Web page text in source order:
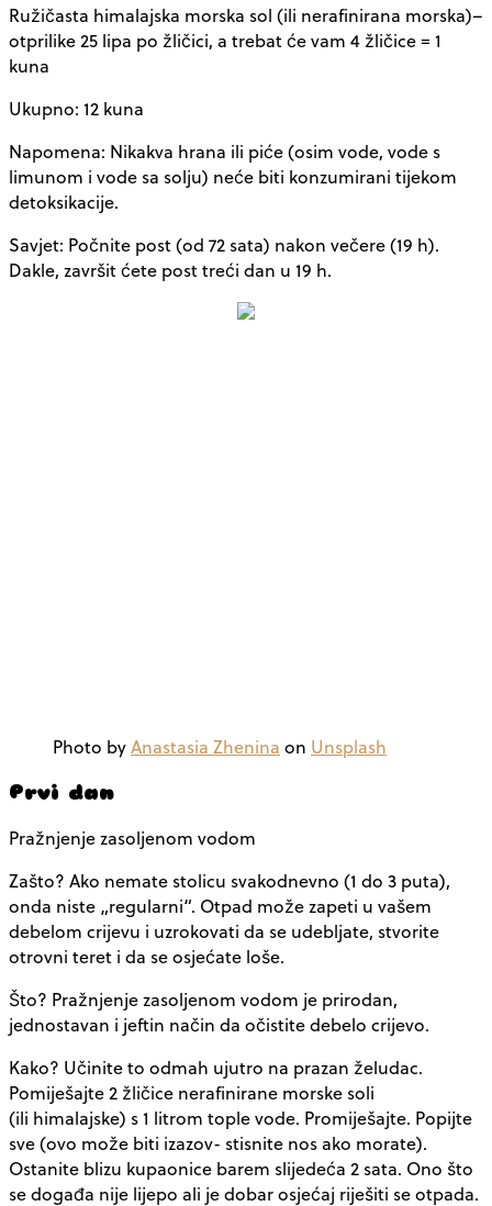
Ružičasta himalajska morska sol (ili nerafinirana morska)–
otprilike 25 lipa po žličici, a trebat će vam 4 žličice = 1
kuna
Ukupno: 12 kuna
Napomena: Nikakva hrana ili piće (osim vode, vode s
limunom i vode sa solju) neće biti konzumirani tijekom
detoksikacije.
Savjet: Počnite post (od 72 sata) nakon večere (19 h).
Dakle, završit ćete post treći dan u 19 h.
Photo byAnastasia Zhenina on Unsplash
Prvi dan
Pražnjenje zasoljenom vodom
Zašto? Ako nemate stolicu svakodnevno (1 do 3 puta),
onda niste „regularni“. Otpad može zapeti u vašem
debelom crijevu i uzrokovati da se udebljate, stvorite
otrovni teret i da se osjećate loše.
Što? Pražnjenje zasoljenom vodom je prirodan,
jednostavan i jeftin način da očistite debelo crijevo.
Kako? Učinite to odmah ujutro na prazan želudac.
Pomiješajte 2 žličice nerafinirane morske soli
(ili himalajske) s 1 litrom tople vode. Promiješajte. Popijte
sve (ovo može biti izazov- stisnite nos ako morate).
Ostanite blizu kupaonice barem slijedeća 2 sata. Ono što
se događa nije lijepo ali je dobar osjećaj riješiti se otpada.